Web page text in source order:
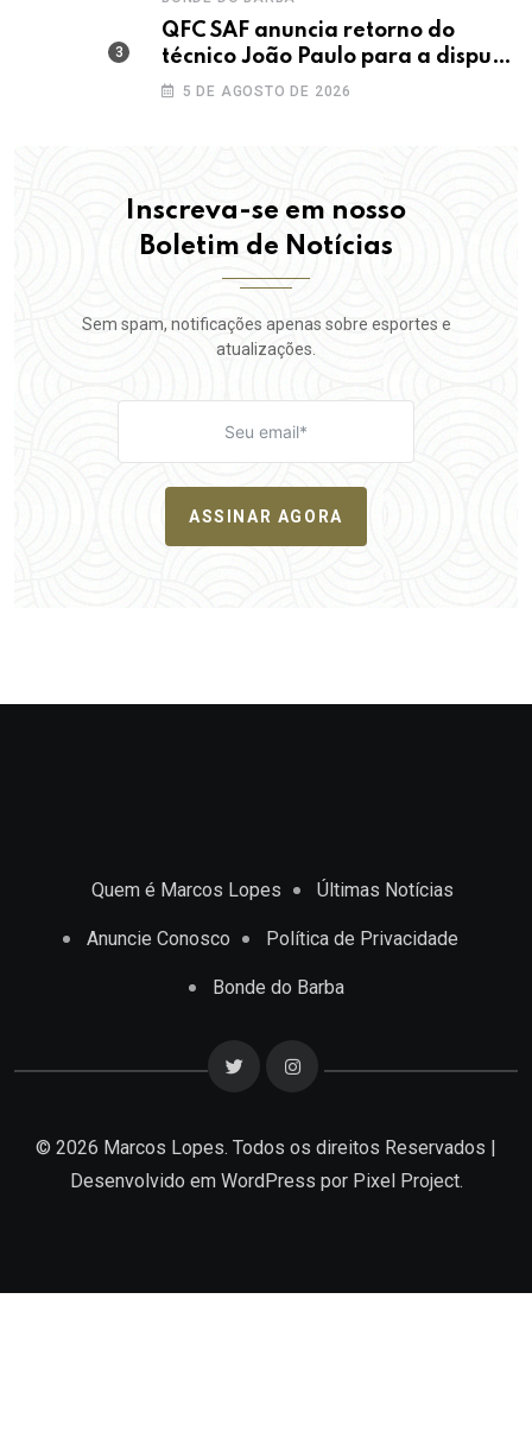
QFC SAF anuncia retorno do
técnico João Paulo para a disputa
da elite do Campeonato Potiguar
5 DE AGOSTO DE 2026
Inscreva-se em nosso
Boletim de Notícias
Sem spam, notificações apenas sobre esportes e
atualizações.
ASSINAR AGORA
Quem é Marcos Lopes Últimas Notícias
Anuncie Conosco Política de Privacidade
Bonde do Barba
© 2026 Marcos Lopes. Todos os direitos Reservados |
Desenvolvido em WordPress por Pixel Project.